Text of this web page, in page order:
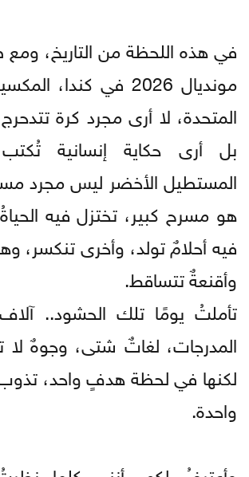
​في هذه اللحظة من التاريخ،
مونديال 2026 في كندا،
المتحدة، لا أرى مجرد كرة
بل أرى حكاية إنسانية
المستطيل الأخضر ليس مجرد
هو مسرح كبير، تختزل فيه
فيه أحلامٌ تولد، وأخرى تنكسر،
وأقنعةٌ تتساقط.
​تأملتُ يومًا تلك الحشود..
المدرجات، لغاتٌ شتى، وجوهٌ
لكنها في لحظة هدفٍ واحد،
واحدة.